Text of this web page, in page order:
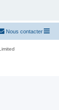
Nous contacter